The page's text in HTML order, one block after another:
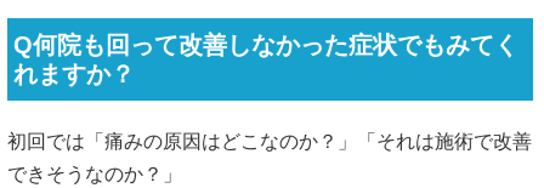
Q何院も回って改善しなかった症状でもみてく
れますか？
初回では「痛みの原因はどこなのか？」「それは施術で改善
できそうなのか？」